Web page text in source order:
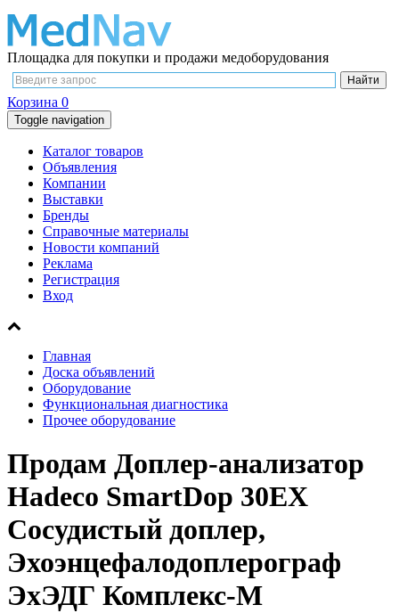
Площадка для покупки и продажи медоборудования
Корзина 0
Toggle navigation
Каталог товаров
Объявления
Компании
Выставки
Бренды
Справочные материалы
Новости компаний
Реклама
Регистрация
Вход
Главная
Доска объявлений
Оборудование
Функциональная диагностика
Прочее оборудование
Продам Доплер-анализатор
Hadeco SmartDop 30EX
Сосудистый доплер,
Эхоэнцефалодоплерограф
ЭхЭДГ Комплекс-М